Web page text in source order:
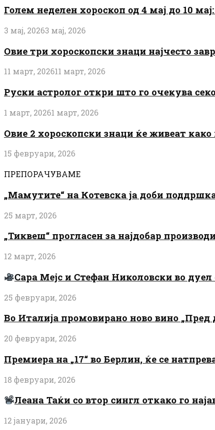
Голем неделен хороскоп од 4 мај до 10
3 мај, 20263 мај, 2026
Овие три хороскопски знаци најчесто
11 март, 202611 март, 2026
Руски астролог откри што го очекува
1 март, 20261 март, 2026
Овие 2 хороскопски знаци ќе живеат
15 февруари, 2026
ПРЕПОРАЧУВАМЕ
„Мамутите“ на Котевска ја доби
25 март, 2026
„Тиквеш“ прогласен за најдобар
12 март, 2026
Сара Мејс и Стефан Николовски во дуел
25 февруари, 2026
Во Италија промовирано ново вино
20 февруари, 2026
Премиера на „17“ во Берлин, ќе се
18 февруари, 2026
Леана Таќи со втор сингл откако го
12 јануари, 2026